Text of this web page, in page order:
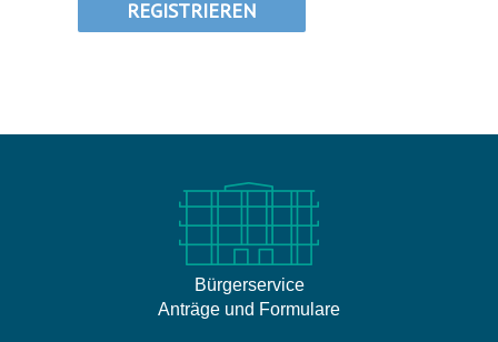
Bürgerservice
Anträge und Formulare